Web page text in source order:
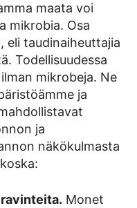
maata voi
mikrobia. Osa
eli taudinaiheuttajia
Todellisuudessa
mikrobeja. Ne
ja
ja
näkökulmasta
Monet